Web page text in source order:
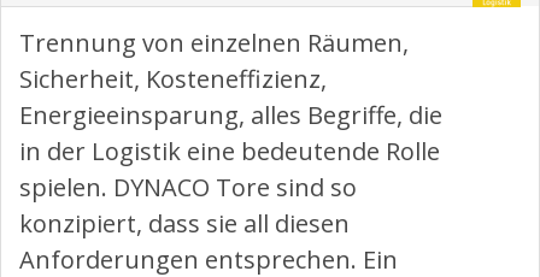
Trennung von einzelnen Räumen,
Sicherheit, Kosteneffizienz,
Energieeinsparung, alles Begriffe, die
in der Logistik eine bedeutende Rolle
spielen. DYNACO Tore sind so
konzipiert, dass sie all diesen
Anforderungen entsprechen. Ein